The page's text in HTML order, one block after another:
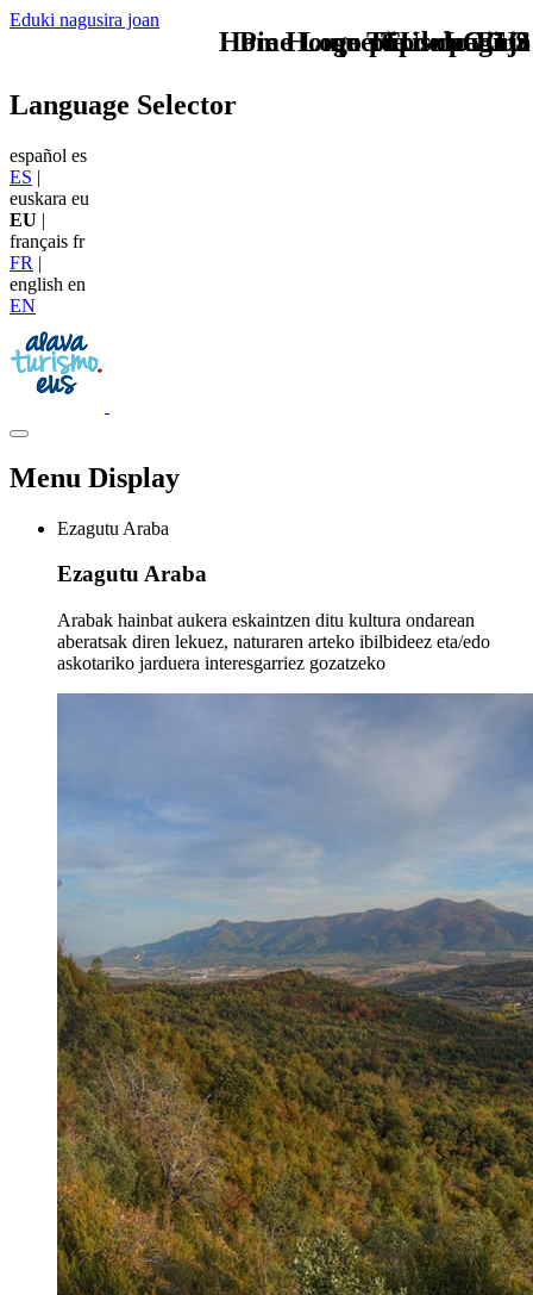
Eduki nagusira joan
TU - LOGO
Language Selector
español es
ES |
euskara eu
EU |
français fr
FR |
english en
EN
Menu Display
Ezagutu Araba
Ezagutu Araba
Arabak hainbat aukera eskaintzen ditu kultura ondarean
aberatsak diren lekuez, naturaren arteko ibilbideez eta/edo
askotariko jarduera interesgarriez gozatzeko
que tipo de viaje
Home Logo pie de página
Pie Home Turismo EUS